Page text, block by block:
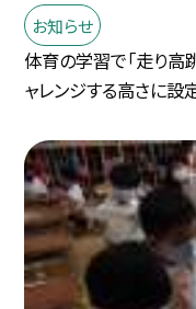
お知らせ
体育の学習で「走り高
ャレンジする高さに設